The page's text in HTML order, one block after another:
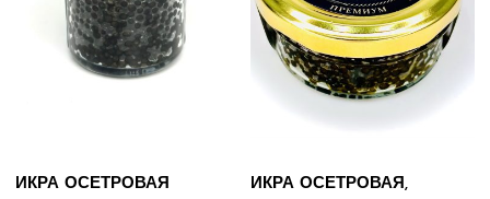
ИКРА ОСЕТРОВАЯ
ИКРА ОСЕТРОВАЯ,